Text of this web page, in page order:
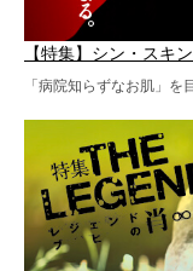
【特集】シン・スキ
「病院知らずなお肌」を